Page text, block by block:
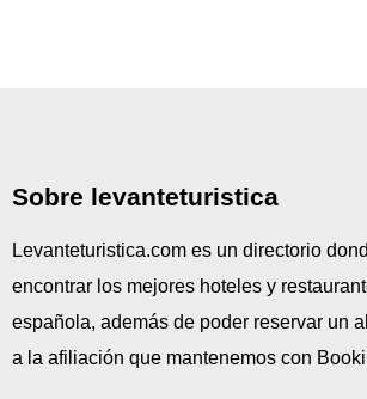
Sobre levanteturistica
Levanteturistica.com es un directorio
encontrar los mejores hoteles y
española, además de poder reservar un
a la afiliación que mantenemos con